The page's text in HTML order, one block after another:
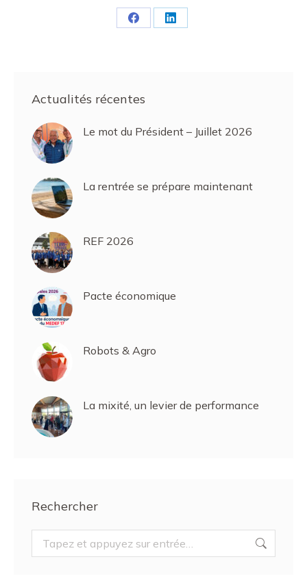
PartagerPartager
Actualités récentes
Le mot du Président – Juillet 2026
La rentrée se prépare maintenant
REF 2026
Pacte économique
Robots & Agro
La mixité, un levier de performance
Rechercher
Recherche
: